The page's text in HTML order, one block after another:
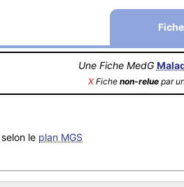
Une Fiche MedG
X Fichenon-relue par
le plan MGS